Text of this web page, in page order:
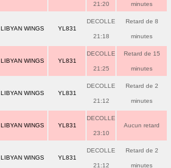
21:20 minutes
LIBYAN WINGS YL831
DECOLLE
21:18
Retard de 8
minutes
LIBYAN WINGS YL831
DECOLLE
21:25
Retard de 15
minutes
LIBYAN WINGS YL831
DECOLLE
21:12
Retard de 2
minutes
LIBYAN WINGS YL831
DECOLLE
23:10
Aucun retard
LIBYAN WINGS YL831
DECOLLE
21:12
Retard de 2
minutes